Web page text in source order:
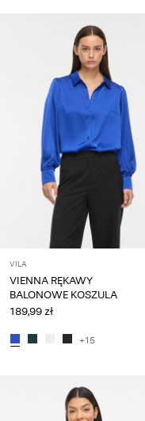
VILA
VIENNA RĘKAWY
BALONOWE KOSZULA
189,99 zł
+15